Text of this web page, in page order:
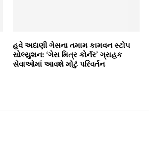
હવે અદાણી ગેસના તમામ કામવન સ્ટોપ
સોલ્યુશન: ‘ગેસ મિત્ર કોર્નર’ ગ્રાહક
સેવાઓમાં આવશે મોટું પરિવર્તન